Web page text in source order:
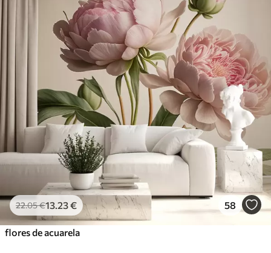
22.05€13 .23€ 58
flores de acuarela